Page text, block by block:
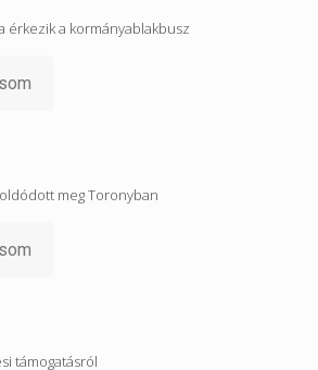
érkezik a kormányablakbusz
meg Toronyban
támogatásról